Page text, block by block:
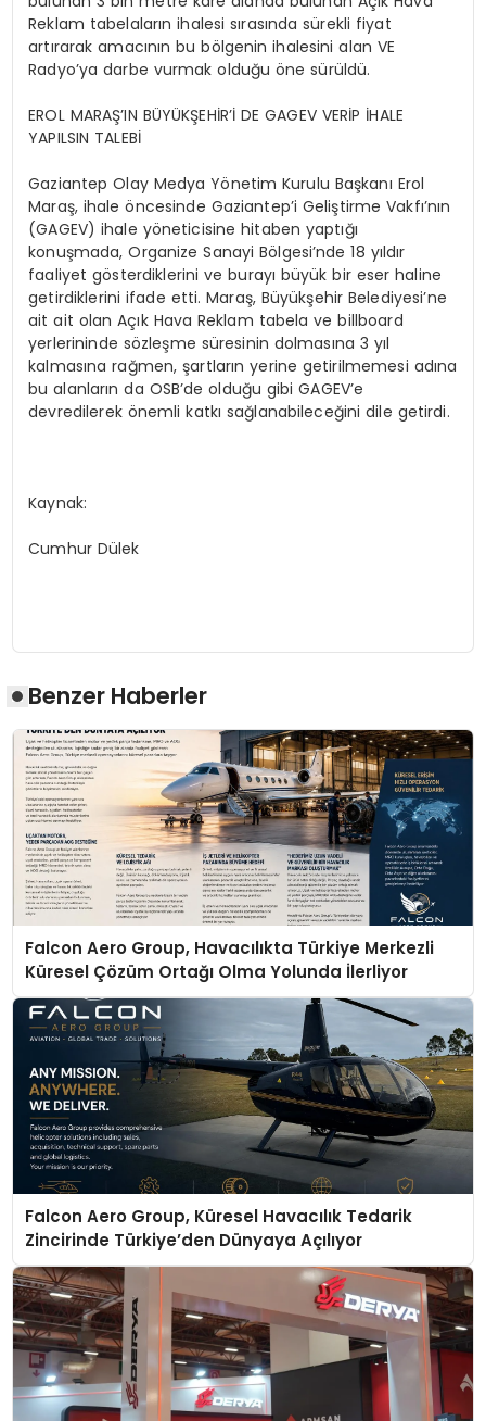
Reklam tabelaların ihalesi sırasında sürekli fiyat
artırarak amacının bu bölgenin ihalesini alan VE
Radyo’ya darbe vurmak olduğu öne sürüldü.
EROL MARAŞ’IN BÜYÜKŞEHİR’İ DE GAGEV VERİP İHALE
YAPILSIN TALEBİ
Gaziantep Olay Medya Yönetim Kurulu Başkanı Erol
Maraş, ihale öncesinde Gaziantep’i Geliştirme Vakfı’nın
(GAGEV) ihale yöneticisine hitaben yaptığı
konuşmada, Organize Sanayi Bölgesi’nde 18 yıldır
faaliyet gösterdiklerini ve burayı büyük bir eser haline
getirdiklerini ifade etti. Maraş, Büyükşehir Belediyesi’ne
ait ait olan Açık Hava Reklam tabela ve billboard
yerlerininde sözleşme süresinin dolmasına 3 yıl
kalmasına rağmen, şartların yerine getirilmemesi adına
bu alanların da OSB’de olduğu gibi GAGEV’e
devredilerek önemli katkı sağlanabileceğini dile getirdi.
Kaynak:
Cumhur Dülek
Benzer Haberler
Falcon Aero Group, Havacılıkta Türkiye Merkezli
Küresel Çözüm Ortağı Olma Yolunda İlerliyor
Falcon Aero Group, Küresel Havacılık Tedarik
Zincirinde Türkiye’den Dünyaya Açılıyor